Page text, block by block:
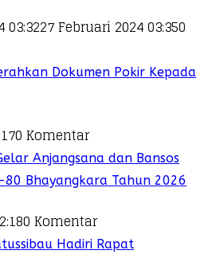
03:3227 Februari 2024 03:350
Dokumen Pokir Kepada
0 Komentar
Anjangsana dan Bansos
80 Bhayangkara Tahun 2026
0 Komentar
Hadiri Rapat